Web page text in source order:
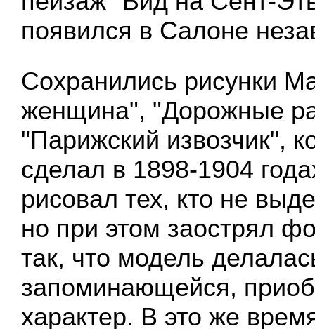
появился в Салоне
Сохранились рисунки
женщина", "Дорожные
"Парижский извозчик",
сделал в 1898-1904
рисовал тех, кто не
но при этом заострял
так, что модель
запоминающейся,
характер. В это же